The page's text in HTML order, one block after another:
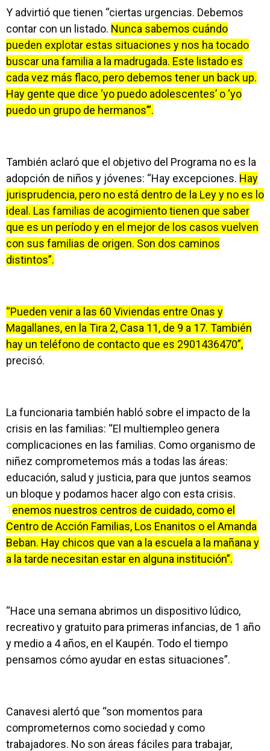
Y advirtió que tienen “ciertas urgencias. Debemos
contar con un listado. Nunca sabemos cuándo
pueden explotar estas situaciones y nos ha tocado
buscar una familia a la madrugada. Este listado es
cada vez más flaco, pero debemos tener un back up.
Hay gente que dice ‘yo puedo adolescentes’ o ‘yo
puedo un grupo de hermanos’”.
También aclaró que el objetivo del Programa no es la
adopción de niños y jóvenes: “Hay excepciones. Hay
jurisprudencia, pero no está dentro de la Ley y no es lo
ideal. Las familias de acogimiento tienen que saber
que es un período y en el mejor de los casos vuelven
con sus familias de origen. Son dos caminos
distintos”.
“Pueden venir a las 60 Viviendas entre Onas y
Magallanes, en la Tira 2, Casa 11, de 9 a 17. También
hay un teléfono de contacto que es 2901436470”,
precisó.
La funcionaria también habló sobre el impacto de la
crisis en las familias: “El multiempleo genera
complicaciones en las familias. Como organismo de
niñez comprometemos más a todas las áreas:
educación, salud y justicia, para que juntos seamos
un bloque y podamos hacer algo con esta crisis.
Tenemos nuestros centros de cuidado, como el
Centro de Acción Familias, Los Enanitos o el Amanda
Beban. Hay chicos que van a la escuela a la mañana y
a la tarde necesitan estar en alguna institución”.
“Hace una semana abrimos un dispositivo lúdico,
recreativo y gratuito para primeras infancias, de 1 año
y medio a 4 años, en el Kaupén. Todo el tiempo
pensamos cómo ayudar en estas situaciones”.
Canavesi alertó que “son momentos para
comprometernos como sociedad y como
trabajadores. No son áreas fáciles para trabajar,